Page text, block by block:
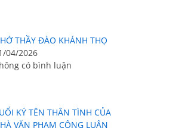
THẦY ĐÀO KHÁNH THỌ
04/2026
có bình luận
KÝ TÊN THÂN TÌNH CỦA
VĂN PHẠM CÔNG LUẬN